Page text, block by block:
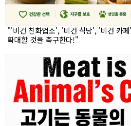
"'비건 친화업소', '비건 식당', '비건 카
확대할 것을 촉구한다!"